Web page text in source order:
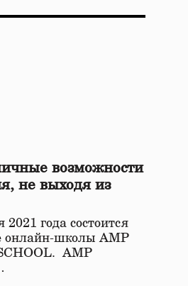
возможности
не выходя из
2021 года состоится
онлайн-школы АМР
АМР